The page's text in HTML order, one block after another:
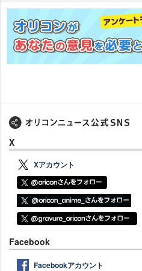
X
Xアカウント
Facebook
Facebookアカウント